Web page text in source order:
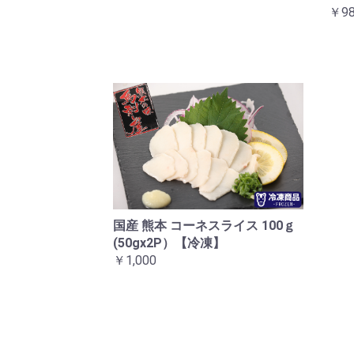
￥
国産 熊本 コーネスライス 100ｇ
(50gx2P）【冷凍】
￥1,000